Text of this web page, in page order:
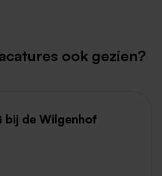
ook gezien?
bij de Wilgenhof